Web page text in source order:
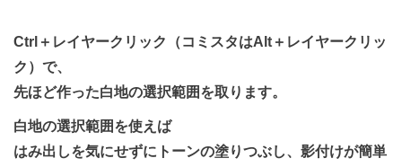
Ctrl＋レイヤークリック（コミスタはAlt＋レイヤークリッ
ク）で、
先ほど作った白地の選択範囲を取ります。
白地の選択範囲を使えば
はみ出しを気にせずにトーンの塗りつぶし、影付けが簡単